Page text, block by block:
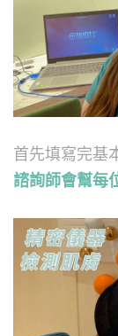
首先填寫完基
諮詢師會幫每